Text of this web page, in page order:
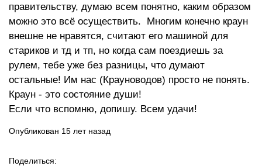
правительству, думаю всем понятно, каким образом
можно это всё осуществить. Многим конечно краун
внешне не нравятся, считают его машиной для
стариков и тд и тп, но когда сам поездиешь за
рулем, тебе уже без разницы, что думают
остальные! Им нас (Крауноводов) просто не понять.
Краун - это состояние души!
Если что вспомню, допишу. Всем удачи!
Опубликован 15 лет назад
Поделиться: